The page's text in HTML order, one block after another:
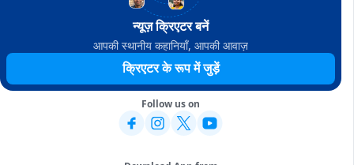
न्यूज़ क्रिएटर बनें
आपकी स्थानीय कहानियाँ, आपकी आवाज़
क्रिएटर के रूप में जुड़ें
Follow us on